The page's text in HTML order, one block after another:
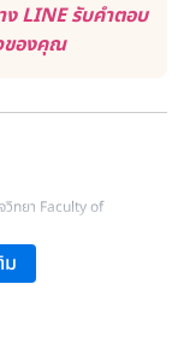
LINE รับคำตอบ
ของคุณ
วิทยา Faculty of
ยกรรมผิวหนังภาควิชาตจ
ม